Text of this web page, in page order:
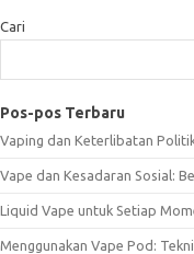
Cari
Pos-pos Terbaru
Vaping dan Keterlibatan
Vape dan Kesadaran Sosial:
Liquid Vape untuk Setiap
Menggunakan Vape Pod: